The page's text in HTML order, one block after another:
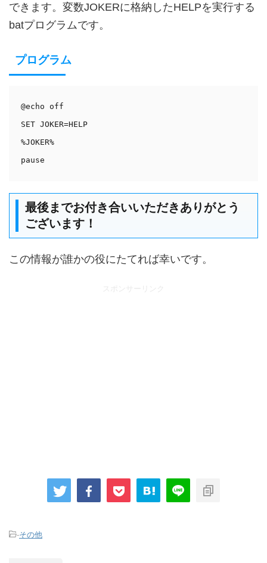
できます。変数JOKERに格納したHELPを実行する
batプログラムです。
プログラム
@echo off
SET JOKER=HELP
%JOKER%
最後までお付き合いいただきありがとう
ございます！
この情報が誰かの役にたてれば幸いです。
-その他